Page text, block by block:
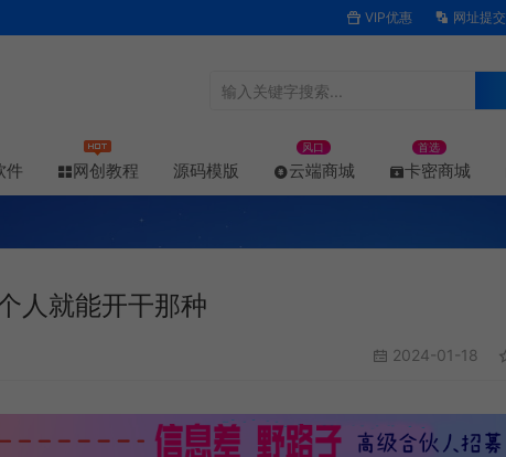
VIP优惠 网址提交
件 网创教程 源码模版 云端商城
风口
卡密商城
首选
人就能开干那种
2024-01-18